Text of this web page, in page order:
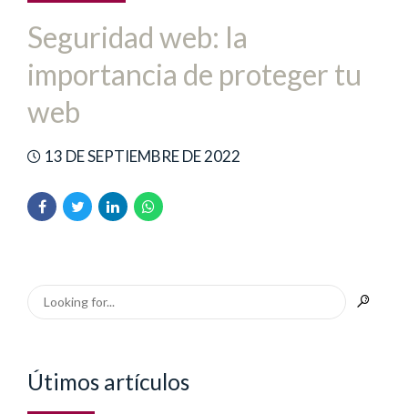
Seguridad web: la
importancia de proteger tu
web
13 DE SEPTIEMBRE DE 2022
Útimos artículos